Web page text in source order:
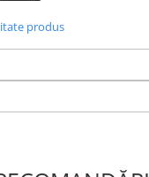
produs